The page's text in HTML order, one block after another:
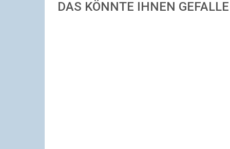
DAS KÖNNTE IHNEN